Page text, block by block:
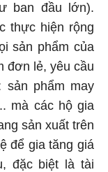
ban đầu lớn).
thực hiện rộng
sản phẩm của
đơn lẻ, yêu cầu
sản phẩm may
mà các hộ gia
sản xuất trên
để gia tăng giá
đặc biệt là tài